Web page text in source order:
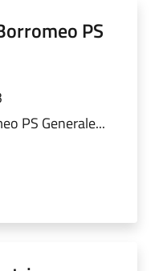
PS
PS Generale...